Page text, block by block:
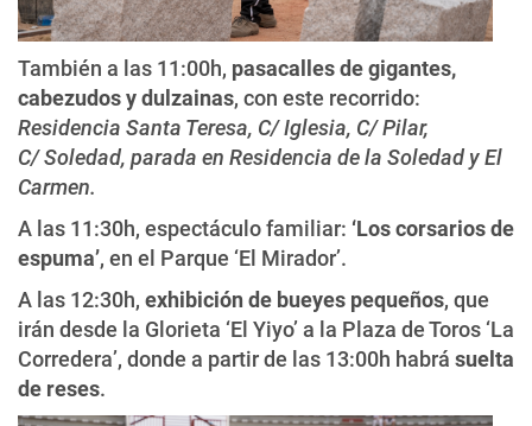
También a las 11:00h, pasacalles de gigantes,
cabezudos y dulzainas, con este recorrido:
Residencia Santa Teresa, C/ Iglesia, C/ Pilar,
C/ Soledad, parada en Residencia de la Soledad y El
Carmen.
A las 11:30h, espectáculo familiar: ‘Los corsarios de
espuma’, en el Parque ‘El Mirador’.
A las 12:30h, exhibición de bueyes pequeños, que
irán desde la Glorieta ‘El Yiyo’ a la Plaza de Toros ‘La
Corredera’, donde a partir de las 13:00h habrá suelta
de reses.